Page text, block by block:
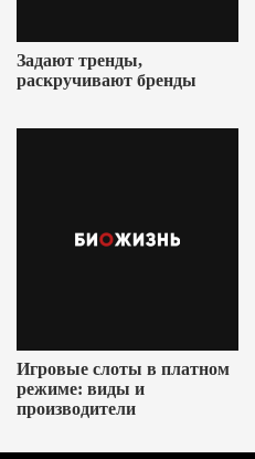
Задают тренды,
раскручивают бренды
Игровые слоты в платном
режиме: виды и
производители